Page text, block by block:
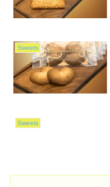
Sweets
Sweets